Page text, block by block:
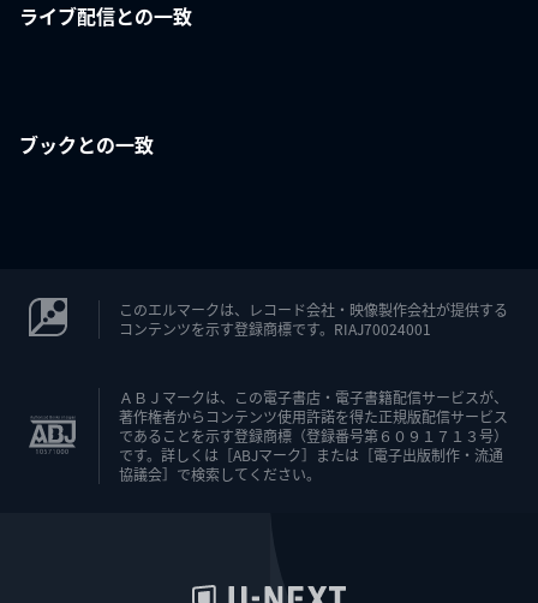
ライブ配信との一致
ブックとの一致
このエルマークは、レコード会社・映像製作会社が提供する
コンテンツを示す登録商標です。RIAJ70024001
ＡＢＪマークは、この電子書店・電子書籍配信サービスが、
著作権者からコンテンツ使用許諾を得た正規版配信サービス
であることを示す登録商標（登録番号第６０９１７１３号）
です。詳しくは［ABJマーク］または［電子出版制作・流通
協議会］で検索してください。